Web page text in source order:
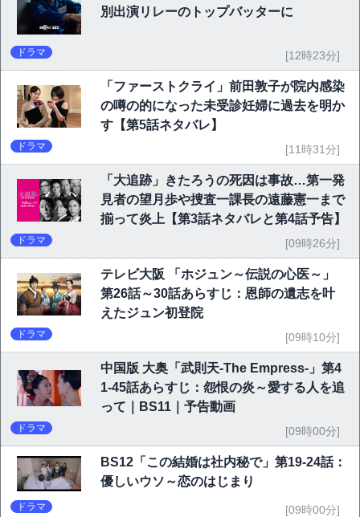
別出演リレーのトップバッターに
ドラマ [12時23分]
「ファーストクライ」前田敦子が院内感染
の噂の的になった未受診妊婦に過去を明か
す【第5話ネタバレ】
ドラマ [11時31分]
「大追跡」きたろうの死因は事故…第一発
見者の望月歩や捜査一課長の遠藤憲一まで
揃って炎上【第3話ネタバレと第4話予告】
ドラマ [09時26分]
テレビ大阪 「ホジュン～伝説の心医～」
第26話～30話あらすじ：恩師の遺志を叶
えたジュン初登院
ドラマ [09時10分]
中国版 大奥「武則天-The Empress-」第4
1-45話あらすじ：怨恨の炎～愛する人を追
って｜BS11｜予告動画
ドラマ [09時00分]
BS12「この結婚は社内秘で」第19-24話：
優しいウソ～恋のはじまり
ドラマ [09時00分]